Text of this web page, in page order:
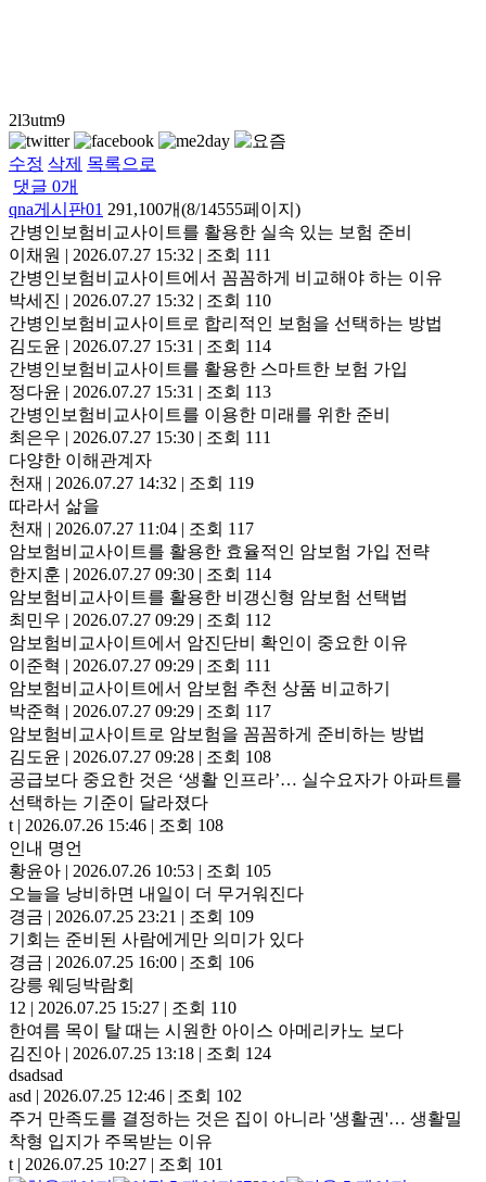
2l3utm9
수정 삭제
목록으로
댓글 0개
qna게시판01 291,100개(8/14555페이지)
간병인보험비교사이트를 활용한 실속 있는 보험 준비
이채원
2026.07.27 15:32
조회 111
간병인보험비교사이트에서 꼼꼼하게 비교해야 하는 이유
박세진
2026.07.27 15:32
조회 110
간병인보험비교사이트로 합리적인 보험을 선택하는 방법
김도윤
2026.07.27 15:31
조회 114
간병인보험비교사이트를 활용한 스마트한 보험 가입
정다윤
2026.07.27 15:31
조회 113
간병인보험비교사이트를 이용한 미래를 위한 준비
최은우
2026.07.27 15:30
조회 111
다양한 이해관계자
천재
2026.07.27 14:32
조회 119
따라서 삶을
천재
2026.07.27 11:04
조회 117
암보험비교사이트를 활용한 효율적인 암보험 가입 전략
한지훈
2026.07.27 09:30
조회 114
암보험비교사이트를 활용한 비갱신형 암보험 선택법
최민우
2026.07.27 09:29
조회 112
암보험비교사이트에서 암진단비 확인이 중요한 이유
이준혁
2026.07.27 09:29
조회 111
암보험비교사이트에서 암보험 추천 상품 비교하기
박준혁
2026.07.27 09:29
조회 117
암보험비교사이트로 암보험을 꼼꼼하게 준비하는 방법
김도윤
2026.07.27 09:28
조회 108
공급보다 중요한 것은 ‘생활 인프라’… 실수요자가 아파트를
선택하는 기준이 달라졌다
t 2026.07.26 15:46
조회 108
인내 명언
황윤아
2026.07.26 10:53
조회 105
오늘을 낭비하면 내일이 더 무거워진다
경금
2026.07.25 23:21
조회 109
기회는 준비된 사람에게만 의미가 있다
경금
2026.07.25 16:00
조회 106
강릉 웨딩박람회
12
2026.07.25 15:27
조회 110
한여름 목이 탈 때는 시원한 아이스 아메리카노 보다
김진아
2026.07.25 13:18
조회 124
dsadsad
asd
2026.07.25 12:46
조회 102
주거 만족도를 결정하는 것은 집이 아니라 '생활권'… 생활밀
착형 입지가 주목받는 이유
t 2026.07.25 10:27
조회 101